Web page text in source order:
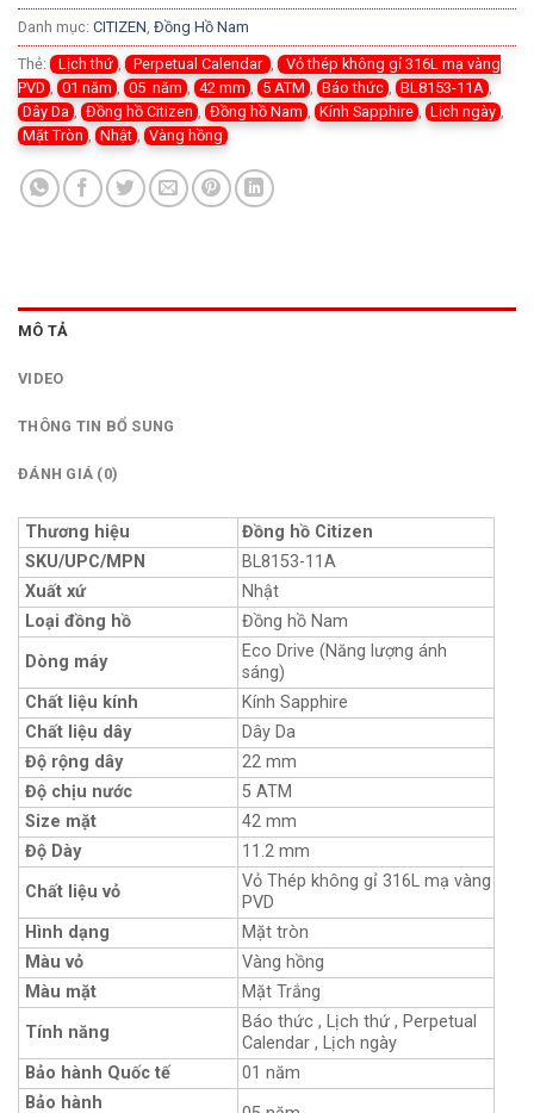
Danh mục: CITIZEN Đồng Hồ Nam
Thẻ: Lịch thứ Perpetual Calendar
Vỏ thép không gỉ 316L mạ vàng
PVD
01 năm 05 năm 42 mm 5 ATM Báo thức BL8153-11A
Dây Da
Đồng hồ Citizen Đồng hồ Nam Kính Sapphire Lịch ngày
Mặt Tròn
Nhật Vàng hồng
MÔ TẢ
VIDEO
THÔNG TIN BỔ SUNG
ĐÁNH GIÁ (0)
Thương hiệu
Đồng hồ Citizen
SKU/UPC/MPN
BL8153-11A
Xuất xứ
Nhật
Loại đồng hồ
Đồng hồ Nam
Dòng máy
Eco Drive (Năng lượng ánh
sáng)
Chất liệu kính
Kính Sapphire
Chất liệu dây
Dây Da
Độ rộng dây
22 mm
Độ chịu nước
5 ATM
Size mặt
42 mm
Độ Dày
11.2 mm
Chất liệu vỏ
Vỏ Thép không gỉ 316L mạ vàng
PVD
Hình dạng
Mặt tròn
Màu vỏ
Vàng hồng
Màu mặt
Mặt Trắng
Tính năng
Báo thức , Lịch thứ , Perpetual
Calendar , Lịch ngày
Bảo hành Quốc tế
01 năm
Bảo hành